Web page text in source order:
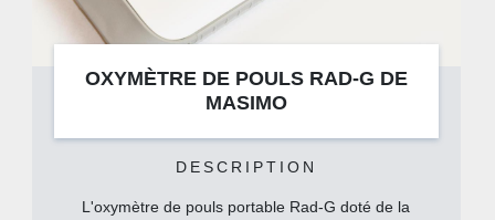
OXYMÈTRE DE POULS RAD-G DE
MASIMO
DESCRIPTION
L'oxymètre de pouls portable Rad-G doté de la